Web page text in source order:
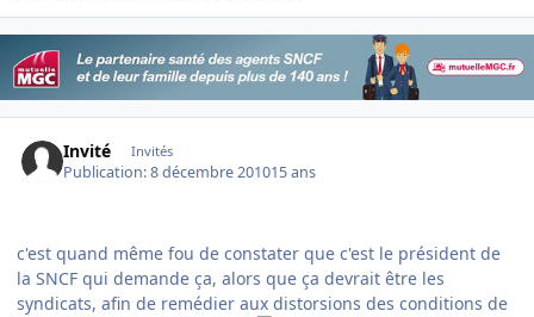
Invité Invités
Publication:8 décembre 201015 ans
c'est quand même fou de constater que c'est le président de
la SNCF qui demande ça, alors que ça devrait être les
syndicats, afin de remédier aux distorsions des conditions de